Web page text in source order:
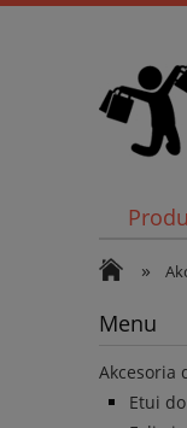
»
Menu
Akcesoria
Etui